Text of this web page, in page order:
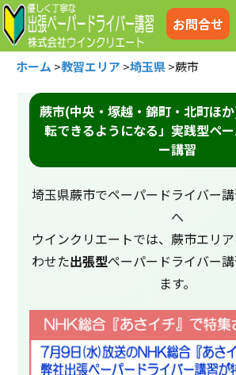
お問合せ
ホーム
お客様の声 コ
出張地域
ホーム >教習エリア >埼玉県>蕨市
蕨市(中央・塚越・錦町・北町ほ
転できるようになる」実践型ペ
ー講習
埼玉県蕨市でペーパードライバー
へ
ウインクリエートでは、蕨市エリ
わせた出張型ペーパードライバー
ます。